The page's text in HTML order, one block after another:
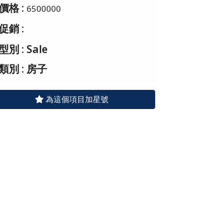
格 : 6500000
銷 :
別 : Sale
別 : 房子
為這個項目加星號